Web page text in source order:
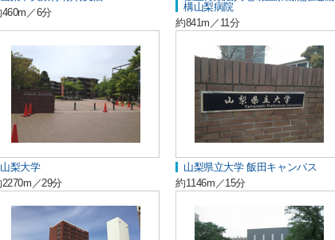
／6分
構山梨病院
約841m／11分
山梨大学
／29分
山梨県立大学 飯田キャンパス
約1146m／15分